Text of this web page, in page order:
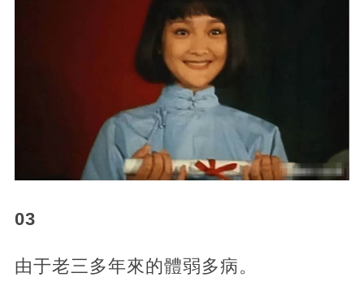
03
由于老三多年來的體弱多病。